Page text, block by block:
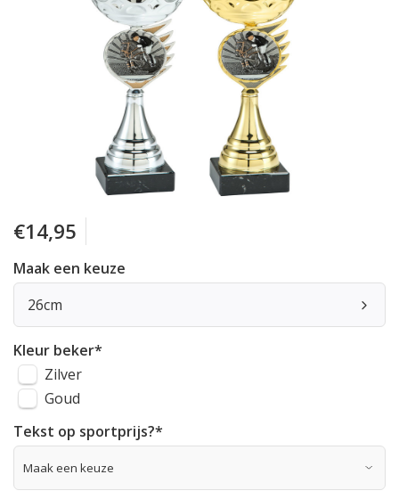
€14,95
Maak een keuze
26cm
Kleur beker*
Zilver
Goud
Tekst op sportprijs?*